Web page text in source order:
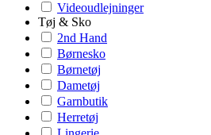
Videoudlejninger
Tøj & Sko
2nd Hand
Børnesko
Børnetøj
Dametøj
Garnbutik
Herretøj